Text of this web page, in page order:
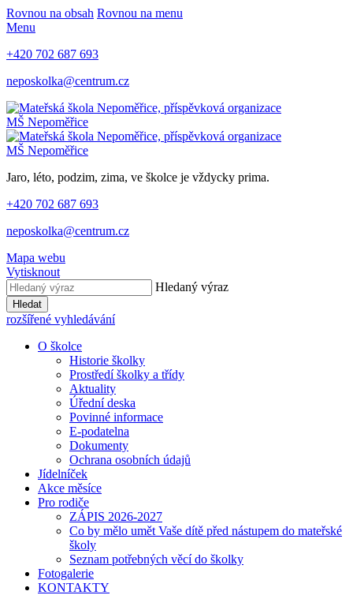
Rovnou na obsah Rovnou na menu
Menu
+420 702 687 693
neposkolka@centrum.cz
MŠ Nepoměřice
MŠ Nepoměřice
Jaro, léto, podzim, zima, ve školce je vždycky prima.
+420 702 687 693
neposkolka@centrum.cz
Mapa webu
Vytisknout
Hledaný výraz
Hledat
rozšířené vyhledávání
O školce
Historie školky
Prostředí školky a třídy
Aktuality
Úřední deska
Povinné informace
E-podatelna
Dokumenty
Ochrana osobních údajů
Jídelníček
Akce měsíce
Pro rodiče
ZÁPIS 2026-2027
Co by mělo umět Vaše dítě před nástupem do mateřské
školy
Seznam potřebných věcí do školky
Fotogalerie
KONTAKTY